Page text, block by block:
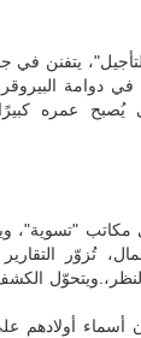
يتفنن في
في دوامة
يُصبح عمره
"تسوية"،
تُزوّر
أولادهم